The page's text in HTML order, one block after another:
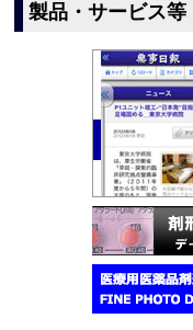
製品・サービス等